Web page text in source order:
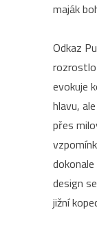
maják
Odkaz
evokuje
hlavu,
přes
design
jižní